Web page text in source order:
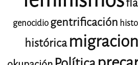
genocidiogentrificación
histórica